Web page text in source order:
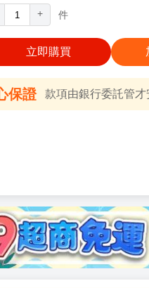
+ 件
立即購買
保證 款項由銀行委託管